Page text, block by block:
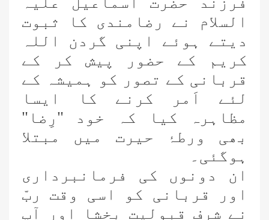
السلام نے رضامندی کا ثبوت
دیتے ہوئے اپنی گردن اللہ
کریم کے حضور پیش کر کے
قربانی کے تصور کو ہمیشہ کے
لئے اَمر کرنے کا ایسا
مظاہرہ کیا کہ خود "رِضا"
بھی ورطۂ حیرت میں مبتلا
ہوگئی۔
ان دونوں کی فرمانبرداری
اور قربانی کو اسی وقت ربّ
نے شرفِ قبولیت بخشا اور آپ